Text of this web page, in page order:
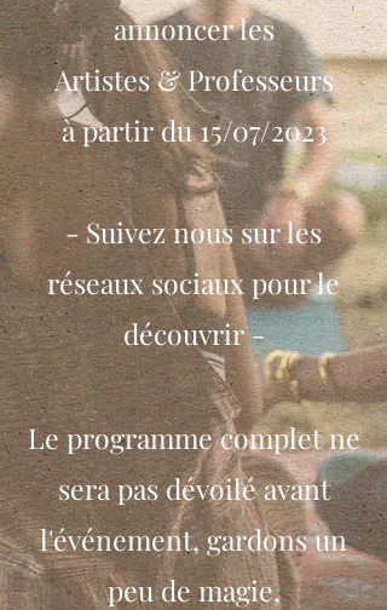
annoncer les
Artistes & Professeurs
à partir du 15/07/2023
- Suivez nous sur les
réseaux sociaux pour le
découvrir -
Le programme complet ne
sera pas dévoilé avant
l'événement, gardons un
peu de magie,